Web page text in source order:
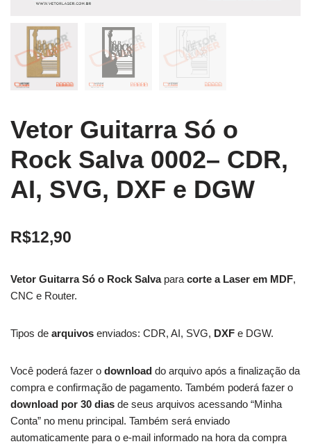
Vetor Guitarra Só o
Rock Salva 0002– CDR,
AI, SVG, DXF e DGW
R$12,90
Vetor Guitarra Só o Rock Salva para corte a Laser em MDF,
CNC e Router.
Tipos de arquivos enviados: CDR, AI, SVG, DXF e DGW.
Você poderá fazer o download do arquivo após a finalização da
compra e confirmação de pagamento. Também poderá fazer o
download por 30 dias de seus arquivos acessando “Minha
Conta” no menu principal. Também será enviado
automaticamente para o e-mail informado na hora da compra